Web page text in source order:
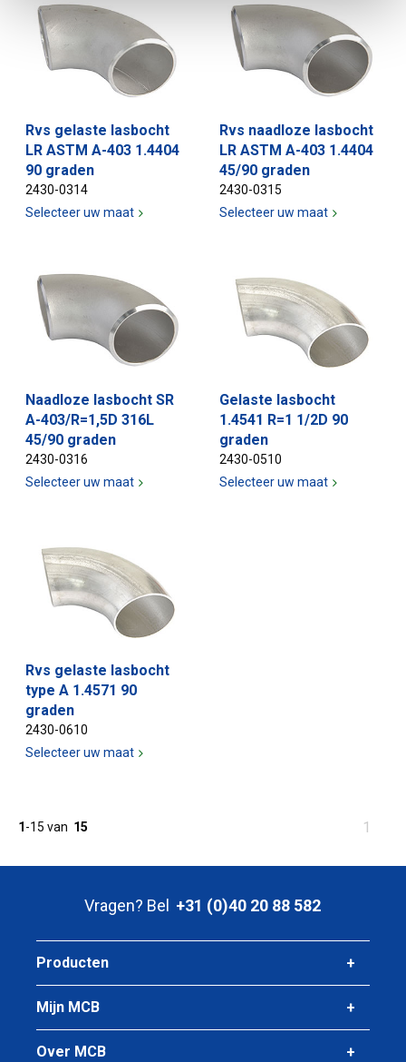
Rvs gelaste lasbocht
LR ASTM A-403 1.4404
90 graden
2430-0314
Selecteer uw maat
Rvs naadloze lasbocht
LR ASTM A-403 1.4404
45/90 graden
2430-0315
Selecteer uw maat
Naadloze lasbocht SR
A-403/R=1,5D 316L
45/90 graden
2430-0316
Selecteer uw maat
Gelaste lasbocht
1.4541 R=1 1/2D 90
graden
2430-0510
Selecteer uw maat
Rvs gelaste lasbocht
type A 1.4571 90
graden
2430-0610
Selecteer uw maat
1-15 van 15
U1
Vragen? Bel +31 (0)40 20 88 582
Producten
Mijn MCB
Over MCB